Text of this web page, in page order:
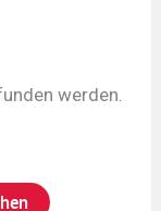
werden.